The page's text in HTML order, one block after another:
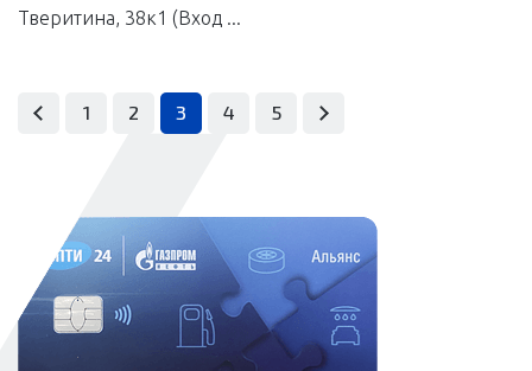
Тверитина, 38к1 (Вход ...
1 2 3 4 5